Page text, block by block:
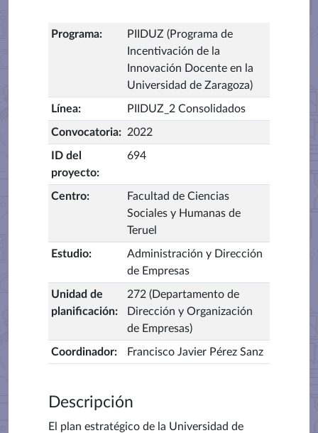
Programa:
PIIDUZ (Programa de
Incentivación de la
Innovación Docente en la
Universidad de Zaragoza)
Línea: PIIDUZ_2 Consolidados
Convocatoria: 2022
ID del
proyecto:
694
Centro:
Facultad de Ciencias
Sociales y Humanas de
Teruel
Estudio:
Administración y Dirección
de Empresas
Unidad de
planificación:
272 (Departamento de
Dirección y Organización
de Empresas)
Coordinador: Francisco Javier Pérez Sanz
Descripción
El plan estratégico de la Universidad de